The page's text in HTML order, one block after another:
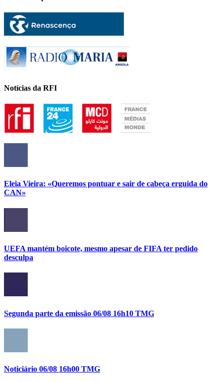
Notícias da RFI
Eleia Vieira: «Queremos pontuar e sair de cabeça erguida do
CAN»
UEFA mantém boicote, mesmo apesar de FIFA ter pedido
desculpa
Segunda parte da emissão 06/08 16h10 TMG
Noticiário 06/08 16h00 TMG